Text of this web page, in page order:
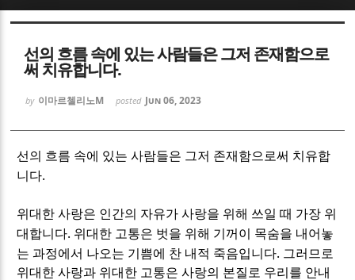
선의 흐름 속에 있는 사람들은 그저 존재함으로
써 치유합니다.
by 이마르첼리노M posted Jun 06, 2023
선의 흐름 속에 있는 사람들은 그저 존재함으로써 치유합
니다.
위대한 사랑은 인간의 자유가 사랑을 위해 쓰일 때 가장 위
대합니다. 위대한 고통은 벗을 위해 기꺼이 목숨을 내어놓
는 과정에서 나오는 기쁨에 찬 내적 죽음입니다. 그러므로
위대한 사랑과 위대한 고통은 사랑의 본질로 우리를 안내
Sketchbook5, 스케치북5
Sketchbook5, 스케치북5
Sketchbook5, 스케치북5
Sketchbook5, 스케치북5